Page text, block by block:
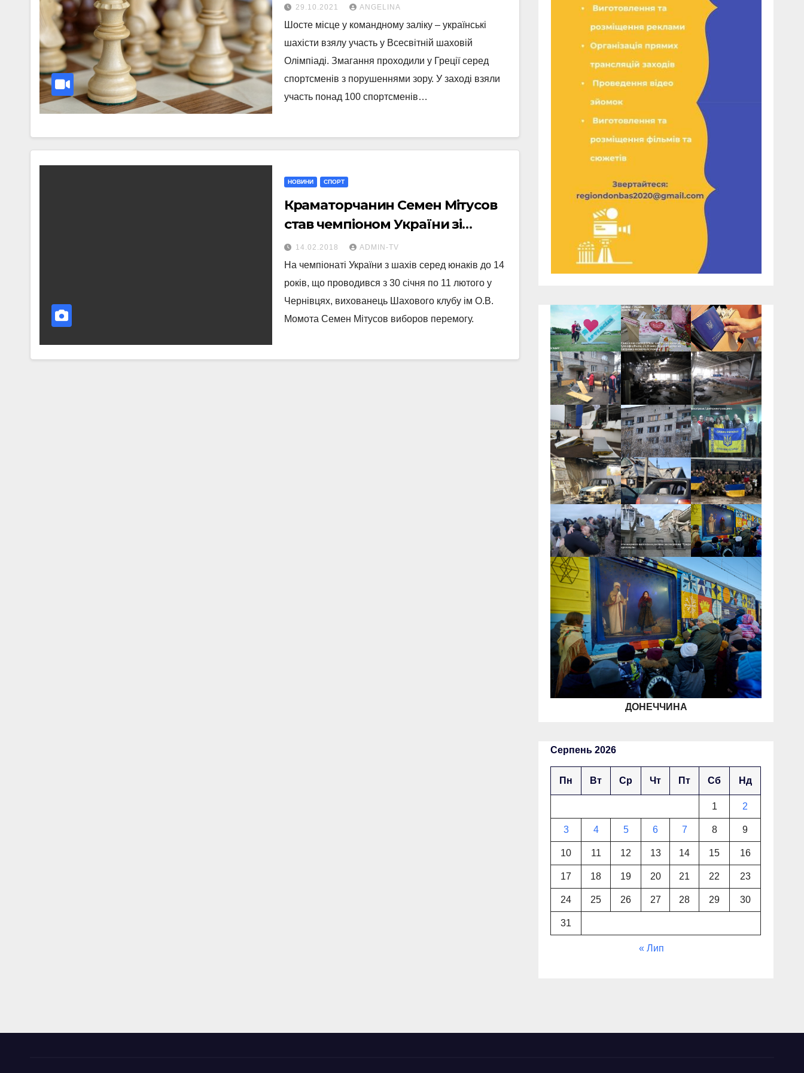
перемоги
29.10.2021 ANGELINA
Шосте місце у командному заліку – українські
шахісти взялу участь у Всесвітній шаховій
Олімпіаді. Змагання проходили у Греції серед
спортсменів з порушеннями зору. У заході взяли
участь понад 100 спортсменів…
НОВИНИ СПОРТ
Краматорчанин Семен Мітусов
став чемпіоном України зі
швидких шахів
14.02.2018 ADMIN-TV
На чемпіонаті України з шахів серед юнаків до 14
років, що проводився з 30 січня по 11 лютого у
Чернівцях, вихованець Шахового клубу ім О.В.
Момота Семен Мітусов виборов перемогу.
ДОНЕЧЧИНА
Серпень 2026
Пн Вт Ср Чт Пт Сб Нд
1 2
3 4 5 6 7 8 9
10 11 12 13 14 15 16
17 18 19 20 21 22 23
24 25 26 27 28 29 30
31
« Лип